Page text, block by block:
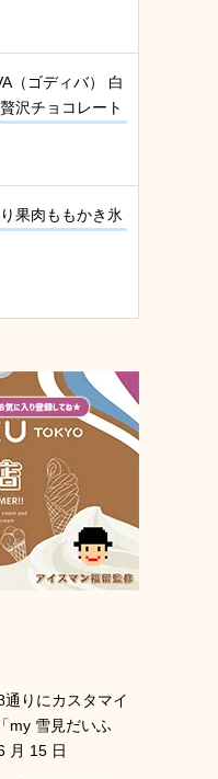
（ゴディバ） 白
沢チョコレート
果肉ももかき氷
りにカスタマイ
my 雪見だいふ
月 15 日